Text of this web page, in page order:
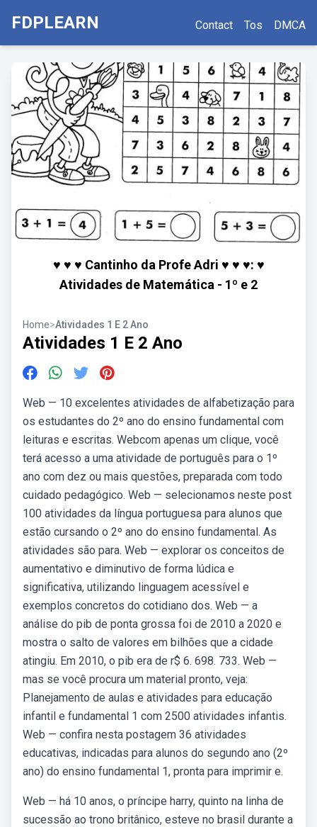
FDPLEARN Contact Tos DMCA
♥ ♥ ♥ Cantinho da Profe Adri ♥ ♥ ♥: ♥
Atividades de Matemática - 1º e 2
Home>Atividades 1 E 2 Ano
Atividades 1 E 2 Ano
Web — 10 excelentes atividades de alfabetização para
os estudantes do 2º ano do ensino fundamental com
leituras e escritas. Webcom apenas um clique, você
terá acesso a uma atividade de português para o 1º
ano com dez ou mais questões, preparada com todo
cuidado pedagógico. Web — selecionamos neste post
100 atividades da língua portuguesa para alunos que
estão cursando o 2º ano do ensino fundamental. As
atividades são para. Web — explorar os conceitos de
aumentativo e diminutivo de forma lúdica e
significativa, utilizando linguagem acessível e
exemplos concretos do cotidiano dos. Web — a
análise do pib de ponta grossa foi de 2010 a 2020 e
mostra o salto de valores em bilhões que a cidade
atingiu. Em 2010, o pib era de r$ 6. 698. 733. Web —
mas se você procura um material pronto, veja:
Planejamento de aulas e atividades para educação
infantil e fundamental 1 com 2500 atividades infantis.
Web — confira nesta postagem 36 atividades
educativas, indicadas para alunos do segundo ano (2º
ano) do ensino fundamental 1, pronta para imprimir e.
Web — há 10 anos, o príncipe harry, quinto na linha de
sucessão ao trono britânico, esteve no brasil durante a